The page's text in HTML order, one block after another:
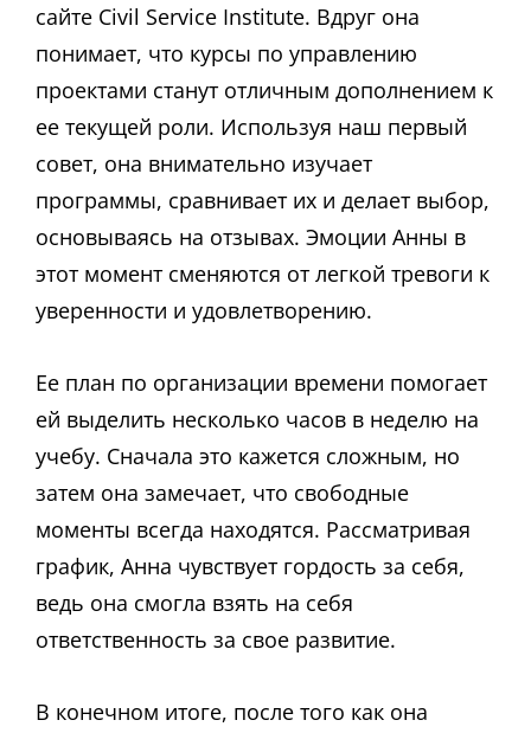
сайте Civil Service Institute. Вдруг она
понимает, что курсы по управлению
проектами станут отличным дополнением к
ее текущей роли. Используя наш первый
совет, она внимательно изучает
программы, сравнивает их и делает выбор,
основываясь на отзывах. Эмоции Анны в
этот момент сменяются от легкой тревоги к
уверенности и удовлетворению.
Ее план по организации времени помогает
ей выделить несколько часов в неделю на
учебу. Сначала это кажется сложным, но
затем она замечает, что свободные
моменты всегда находятся. Рассматривая
график, Анна чувствует гордость за себя,
ведь она смогла взять на себя
ответственность за свое развитие.
В конечном итоге, после того как она